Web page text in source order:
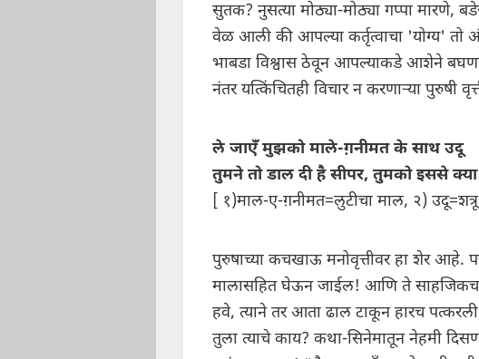
सुतक? नुसत्या मोठ्या-मोठ्या गप्पा मारणे,
वेळ आली की आपल्या कर्तृत्वाचा 'योग्य'
भाबडा विश्वास ठेवून आपल्याकडे आशेने
नंतर यत्किंचितही विचार न करणाऱ्या पुरुषी
ले जाएँ मुझको माले-ग़नीमत के साथ उदू
तुमने तो डाल दी है सीपर, तुमको इससे क्या
[ १)माल-ए-ग़नीमत=लुटीचा माल, २)
पुरुषाच्या कचखाऊ मनोवृत्तीवर हा शेर आहे.
मालासहित घेऊन जाईल! आणि ते साहजिकच
हवे, त्याने तर आता ढाल टाकून हारच
तुला त्याचे काय? कथा-सिनेमातून नेहमी